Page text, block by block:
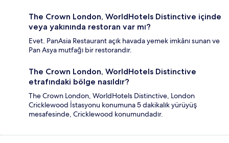
The Crown London, WorldHotels Distinctive içinde
veya yakınında restoran var mı?
Evet. PanAsia Restaurant açık havada yemek imkânı sunan ve
Pan Asya mutfağı bir restorandır.
The Crown London, WorldHotels Distinctive
etrafındaki bölge nasıldır?
The Crown London, WorldHotels Distinctive, London
Cricklewood İstasyonu konumuna 5 dakikalık yürüyüş
mesafesinde, Cricklewood konumundadır.